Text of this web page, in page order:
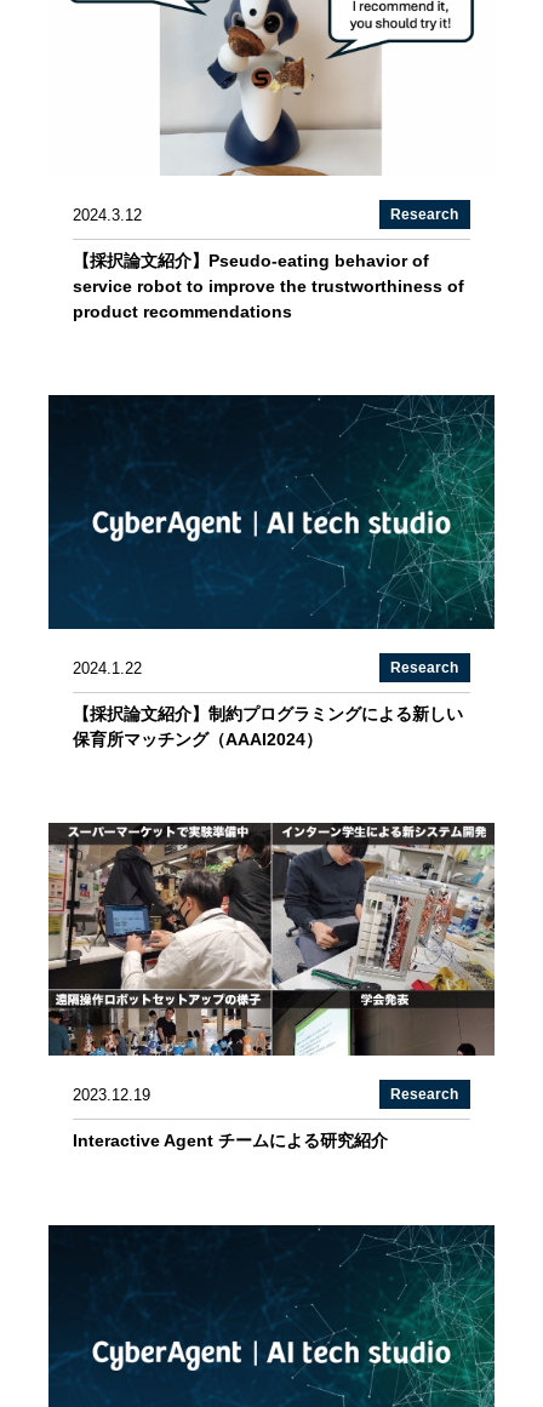
2024.3.12 Research
【採択論文紹介】Pseudo-eating behavior of
service robot to improve the trustworthiness of
product recommendations
2024.1.22 Research
【採択論文紹介】制約プログラミングによる新しい
保育所マッチング（AAAI2024）
2023.12.19 Research
Interactive Agent チームによる研究紹介